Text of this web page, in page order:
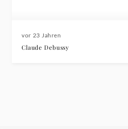
vor 23 Jahren
Claude Debussy